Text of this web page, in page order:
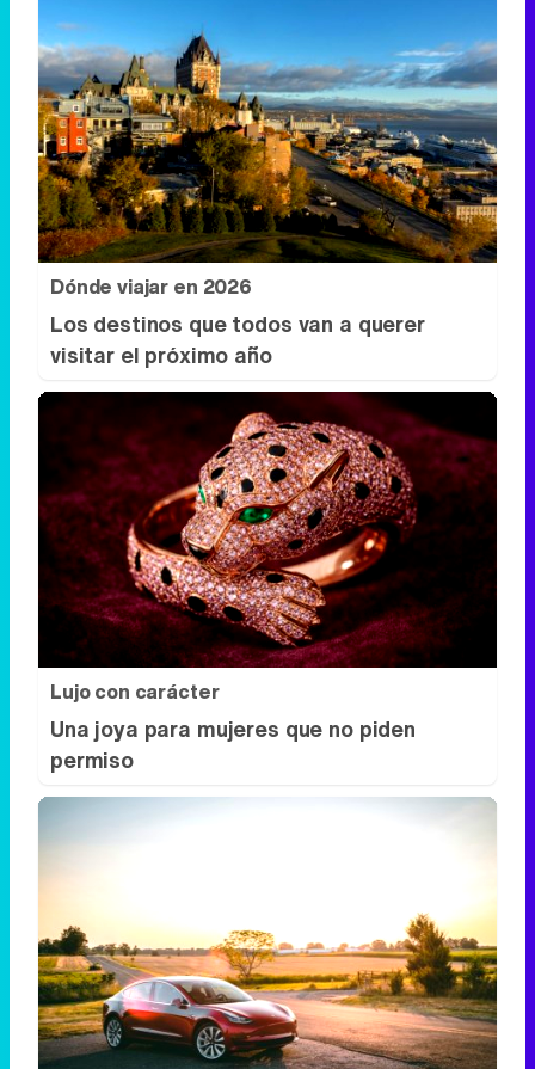
Dónde viajar en 2026
Los destinos que todos van a querer
visitar el próximo año
Lujo con carácter
Una joya para mujeres que no piden
permiso